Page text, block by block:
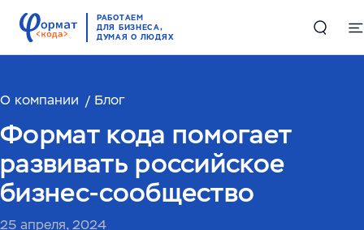
РАБОТАЕМ
ДЛЯ БИЗНЕСА,
ДУМАЯ О ЛЮДЯХ
Решения
Цифровые двойники в производстве и логистике
Комплексные решения по работе с большими
данными
Проекты
Компетенции
О компании Блог
Формат кода помогает
развивать российское
бизнес-сообщество
25 апреля, 2024